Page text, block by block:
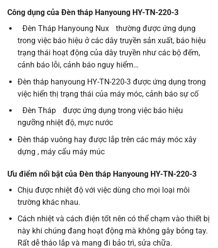
Công dụng của Đèn tháp Hanyoung HY-TN-220-3
Đèn Tháp Hanyoung Nux
thường được ứng dụng
trong việc báo hiệu ở các dây truyền sản xuất, báo hiệu
trạng thái hoạt động của dây truyền như các bộ đếm,
cảnh báo lỗi, cảnh báo nguy hiểm…
Đèn tháp hanyoung HY-TN-220-3 được ứng dụng trong
việc hiển thị trạng thái của máy móc, cảnh báo sự cố
Đèn Tháp
được ứng dụng trong việc báo hiệu
ngưỡng nhiệt độ, mực nước
Đèn tháp vuông hay được lắp trên các máy móc xây
dựng , máy cẩu máy múc
Ưu điểm nổi bật của Đèn tháp Hanyoung HY-TN-220-3
Chịu được nhiệt độ với việc dùng cho mọi loại môi
trường khác nhau.
Cách nhiệt và cách điện tốt nên có thể chạm vào thiết bị
này khi chúng đang hoạt động mà không gây bỏng tay.
Rất dễ tháo lắp và mang đi bảo trì, sửa chữa.